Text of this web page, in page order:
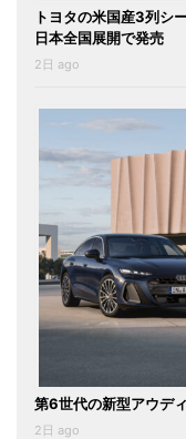
トヨタの米国産3列シ
日本全国展開で発売
2日 ago
第6世代の新型アウデ
2日 ago